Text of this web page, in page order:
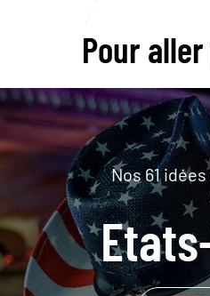
Pour
Nos 61